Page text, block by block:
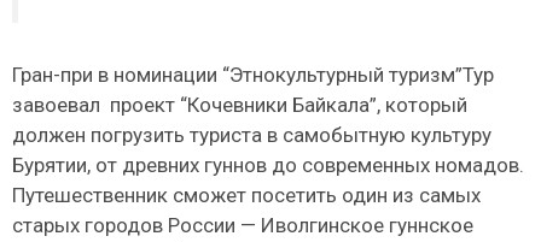
Гран-при в номинации “Этнокультурный туризм”Тур
завоевал проект “Кочевники Байкала”, который
должен погрузить туриста в самобытную культуру
Бурятии, от древних гуннов до современных номадов.
Путешественник сможет посетить один из самых
старых городов России — Иволгинское гуннское